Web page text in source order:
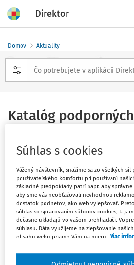
Direktor
Domov Aktuality
Katalóg
245/2008 Z. z.o výchove a
zmene a doplnení niektorých
predpisov a ktorým sa menia
zákonyod 1. septembra 2023
opatrenia pre deti a žiakov.
plnohodnotné zapájanie detí
Súhlas s cookies
Vážený návštevník, snažíme sa zo všetkých
používateľského komfortu pri používaní
základné predpoklady patrí napr. aby
aby sme vás neobťažovali nevhodnou
dostatok podnetov, ako web vylepšovať.
súhlas so spracovaním súborov cookies, t. j.
dočasne ukladajú vo vašom prehliadači.
súhlasu. Dáta využijeme na zlepšovanie
obsahu webu priamo Vám na mieru. Viac